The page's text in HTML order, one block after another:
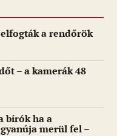
a rendőrök
– a kamerák 48
bírók ha a
merül fel –